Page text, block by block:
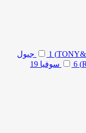
1
جیول
6 سوفیا 19